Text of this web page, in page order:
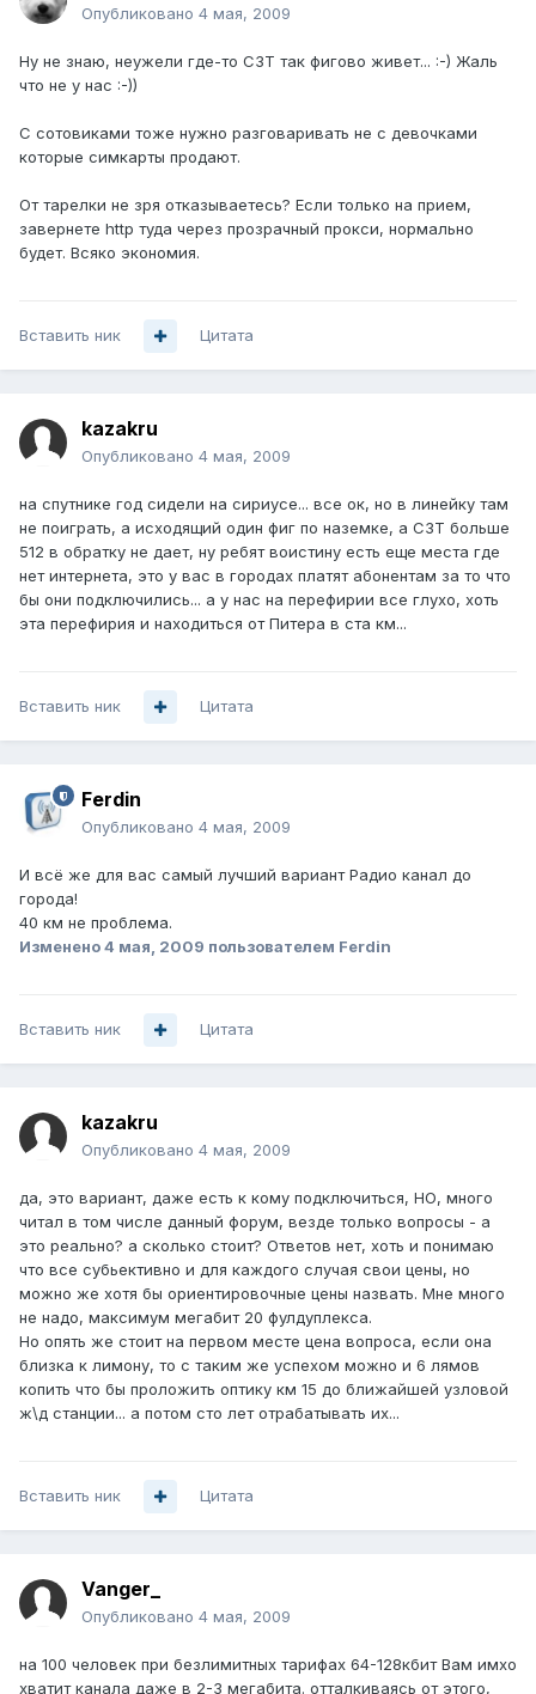
Опубликовано 4 мая, 2009
Ну не знаю, неужели где-то СЗТ так фигово живет... :-) Жаль
что не у нас :-))
С сотовиками тоже нужно разговаривать не с девочками
которые симкарты продают.
От тарелки не зря отказываетесь? Если только на прием,
завернете http туда через прозрачный прокси, нормально
будет. Всяко экономия.
Вставить ник Цитата
kazakru
Опубликовано 4 мая, 2009
на спутнике год сидели на сириусе... все ок, но в линейку там
не поиграть, а исходящий один фиг по наземке, а СЗТ больше
512 в обратку не дает, ну ребят воистину есть еще места где
нет интернета, это у вас в городах платят абонентам за то что
бы они подключились... а у нас на перефирии все глухо, хоть
эта перефирия и находиться от Питера в ста км...
Вставить ник Цитата
Ferdin
Опубликовано 4 мая, 2009
И всё же для вас самый лучший вариант Радио канал до
города!
40 км не проблема.
Изменено4 мая, 2009 пользователем Ferdin
Вставить ник Цитата
kazakru
Опубликовано 4 мая, 2009
да, это вариант, даже есть к кому подключиться, НО, много
читал в том числе данный форум, везде только вопросы - а
это реально? а сколько стоит? Ответов нет, хоть и понимаю
что все субьективно и для каждого случая свои цены, но
можно же хотя бы ориентировочные цены назвать. Мне много
не надо, максимум мегабит 20 фулдуплекса.
Но опять же стоит на первом месте цена вопроса, если она
близка к лимону, то с таким же успехом можно и 6 лямов
копить что бы проложить оптику км 15 до ближайшей узловой
ж\д станции... а потом сто лет отрабатывать их...
Вставить ник Цитата
Vanger_
Опубликовано 4 мая, 2009
на 100 человек при безлимитных тарифах 64-128кбит Вам имхо
хватит канала даже в 2-3 мегабита. отталкиваясь от этого,